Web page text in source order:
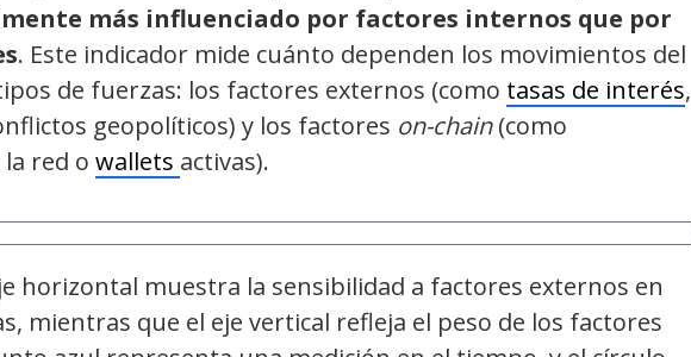
más influenciado por factores internos que por
. Este indicador mide cuánto dependen los movimientos del
de fuerzas: los factores externos (como tasas de interés,
geopolíticos) y los factores on-chain(como
red o wallets activas).
horizontal muestra la sensibilidad a factores externos en
mientras que el eje vertical refleja el peso de los factores